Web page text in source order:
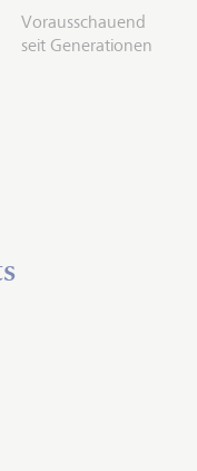
Vorausschauend
seit Generationen